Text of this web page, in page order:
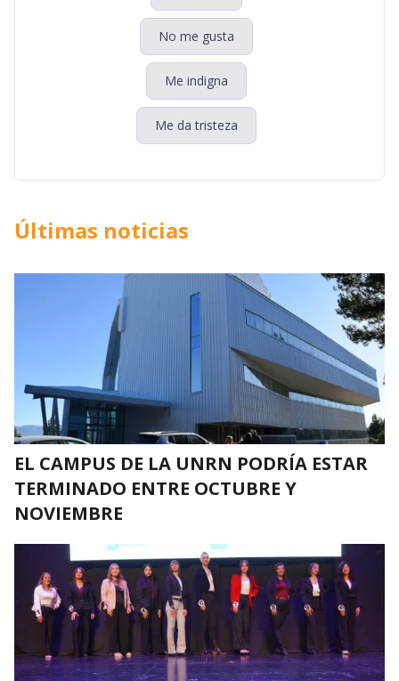
No me gusta
Me indigna
Me da tristeza
Últimas noticias
EL CAMPUS DE LA UNRN PODRÍA ESTAR
TERMINADO ENTRE OCTUBRE Y
NOVIEMBRE